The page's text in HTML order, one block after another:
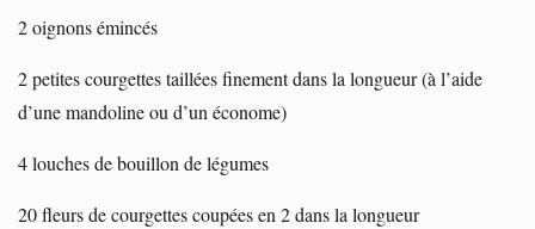
2 oignons émincés
2 petites courgettes taillées finement dans la longueur (à l’aide
d’une mandoline ou d’un économe)
4 louches de bouillon de légumes
20 fleurs de courgettes coupées en 2 dans la longueur